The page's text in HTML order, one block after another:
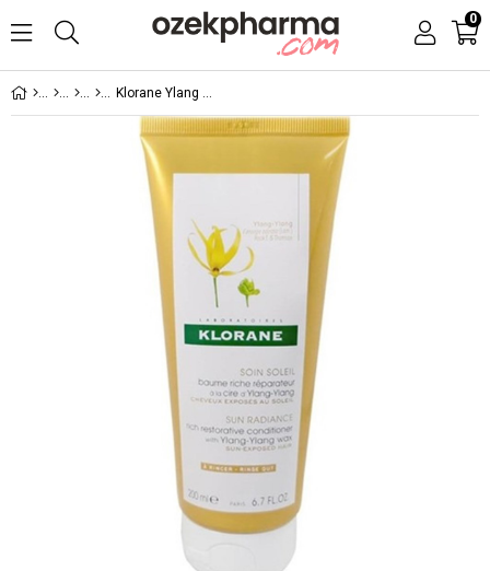
0
Klorane Ylang Ekstreli Besleyici Güneş Saç Kremi 200ml